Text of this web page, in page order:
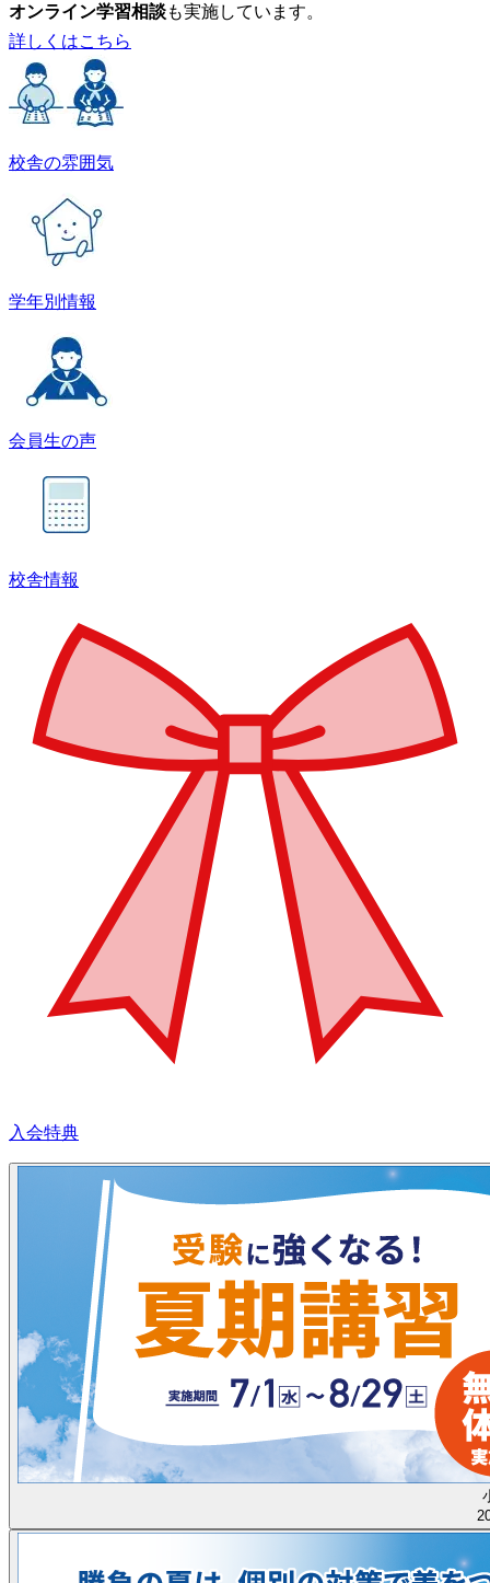
オンライン学習相談も実施しています。
詳しくはこちら
校舎の雰囲気
学年別情報
会員生の声
校舎情報
入会特典